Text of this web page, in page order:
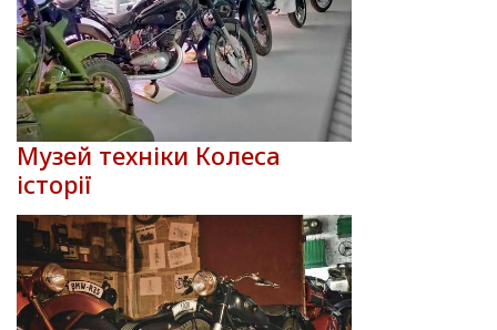
Музей техніки Колеса
історії